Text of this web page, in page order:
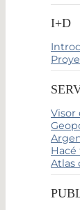
I+D
Visor
Atlas